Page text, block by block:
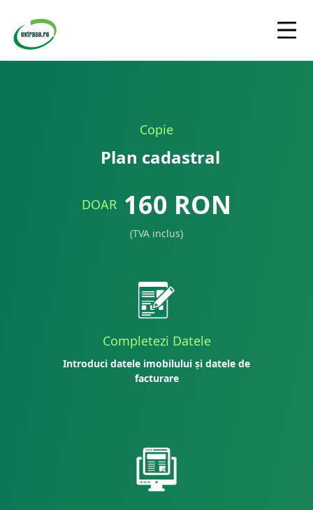
Copie
Plan cadastral
DOAR 160 RON
(TVA inclus)
Completezi Datele
Introduci datele imobilului și datele de
facturare